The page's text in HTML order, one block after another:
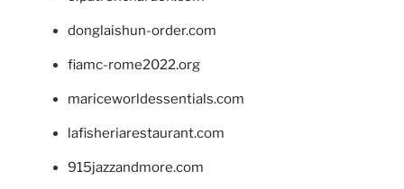
donglaishun-order.com
fiamc-rome2022.org
mariceworldessentials.com
lafisheriarestaurant.com
915jazzandmore.com